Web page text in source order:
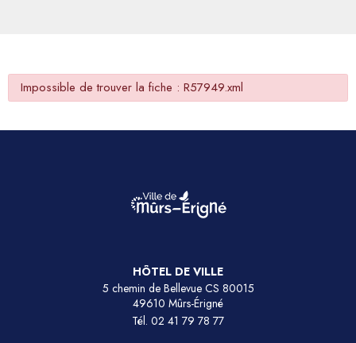
Impossible de trouver la fiche : R57949.xml
HÔTEL DE VILLE
5 chemin de Bellevue CS 80015
49610 Mûrs-Érigné
Tél. 02 41 79 78 77